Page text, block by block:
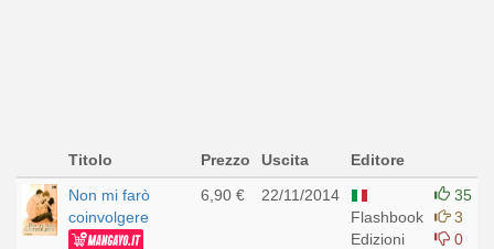
Titolo Prezzo Uscita
Editore
Non mi farò
coinvolgere
6,90 €
22/11/2014
Flashbook
Edizioni
35
3
0